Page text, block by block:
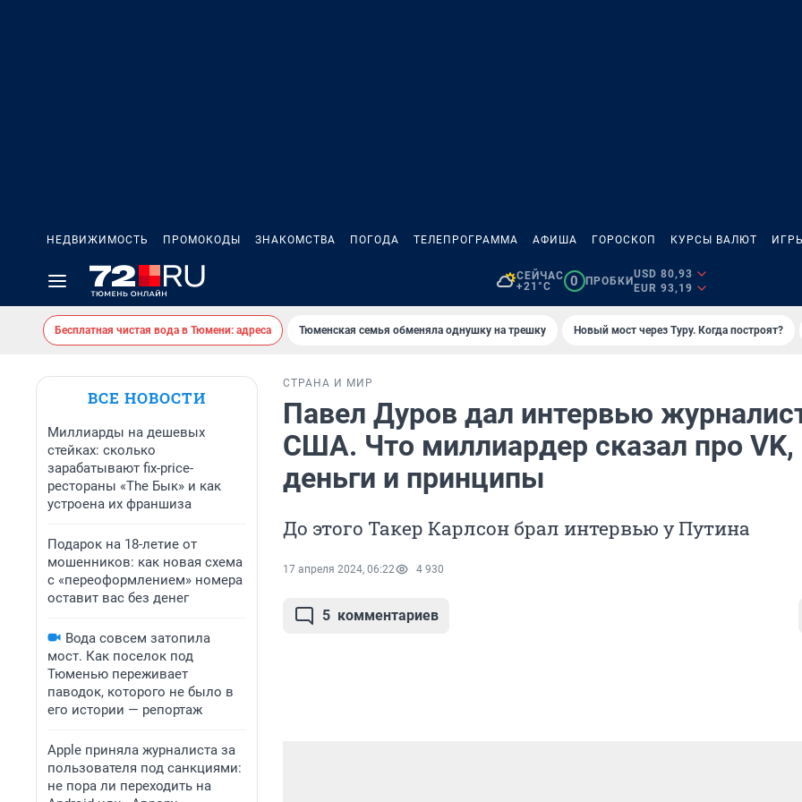
НЕДВИЖИМОСТЬ ПРОМОКОДЫ ЗНАКОМСТВА ПОГОДА ТЕЛЕПРОГРАММА АФИША ГОРОСКОП КУРСЫ ВАЛЮТ
СЕЙЧАС
+21°C
0 ПРОБКИ
USD 80,93
EUR 93,19
Бесплатная чистая вода в Тюмени: адреса Тюменская семья обменяла однушку на трешку Новый мост через Туру. Когда построят?
ВСЕ НОВОСТИ
Миллиарды на дешевых
стейках: сколько
зарабатывают fix-price-
рестораны «The Бык» и как
устроена их франшиза
Подарок на 18-летие от
мошенников: как новая схема
с «переоформлением» номера
оставит вас без денег
Вода совсем затопила
мост. Как поселок под
Тюменью переживает
паводок, которого не было в
его истории — репортаж
Apple приняла журналиста за
пользователя под санкциями:
не пора ли переходить на
СТРАНА И МИР
Павел Дуров дал интервью
США. Что миллиардер сказал про VK,
деньги и принципы
До этого Такер Карлсон брал интервью у Путина
17 апреля 2024, 06:22 4 930
5 комментариев